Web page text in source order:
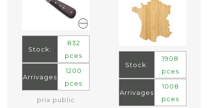
Stock:
832
pces
Arrivages
1200
pces
prix public
Stock:
1908
pces
Arrivages
1008
pces